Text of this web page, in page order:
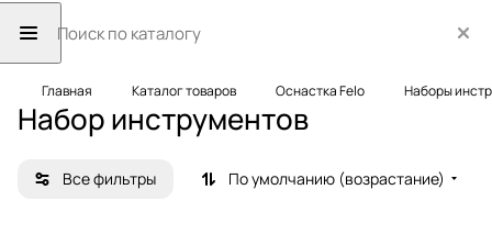
Главная Каталог товаров Оснастка Felo Наборы
Набор инструментов
Все фильтры По умолчанию (возрастание)